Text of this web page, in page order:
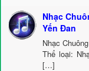
Nhạc
Yến Đan
Nhạc
Thể loại:
[…]